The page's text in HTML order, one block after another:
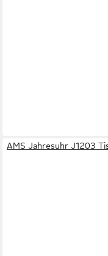
AMS Jahresuhr J1203